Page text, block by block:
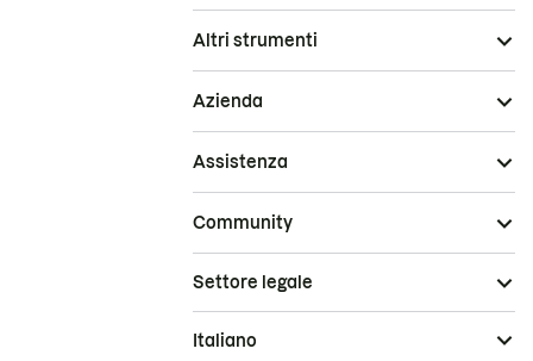
Altri strumenti
Azienda
Assistenza
Community
Settore legale
Italiano